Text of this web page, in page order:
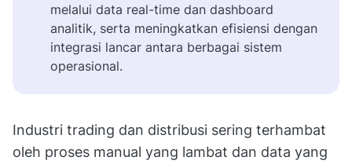
melalui data real-time dan dashboard
analitik, serta meningkatkan efisiensi dengan
integrasi lancar antara berbagai sistem
operasional.
Industri trading dan distribusi sering terhambat
oleh proses manual yang lambat dan data yang